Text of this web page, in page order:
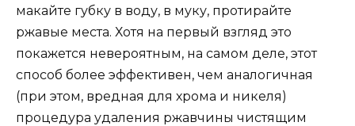
макайте губку в воду, в муку, протирайте
ржавые места. Хотя на первый взгляд это
покажется невероятным, на самом деле, этот
способ более эффективен, чем аналогичная
(при этом, вредная для хрома и никеля)
процедура удаления ржавчины чистящим